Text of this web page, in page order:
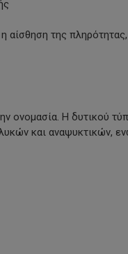
αίσθηση της
ονομασία. Η δυτικού
και αναψυκτικών,